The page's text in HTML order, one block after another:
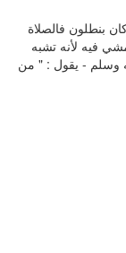
بنطلون فالصلاة
فيه لأنه تشبه
وسلم - يقول : " من